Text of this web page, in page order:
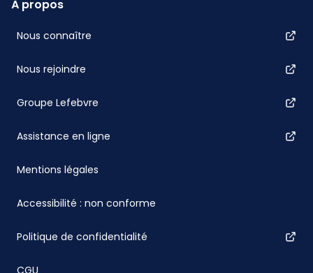
À propos
Nous connaître
Nous rejoindre
Groupe Lefebvre
Assistance en ligne
Mentions légales
Accessibilité : non conforme
Politique de confidentialité
CGU